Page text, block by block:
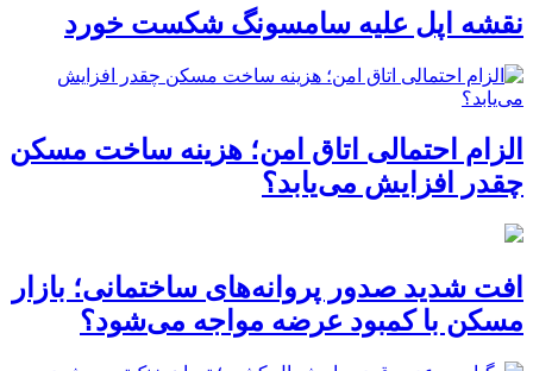
نقشه اپل علیه سامسونگ شکست خورد
الزام احتمالی اتاق امن؛ هزینه ساخت مسکن
چقدر افزایش می‌یابد؟
افت شدید صدور پروانه‌های ساختمانی؛ بازار
مسکن با کمبود عرضه مواجه می‌شود؟